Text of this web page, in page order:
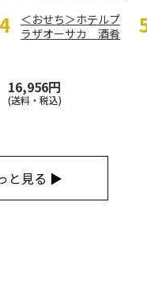
＜おせち＞ホテルプ
ラザオーサカ 酒肴
16,956円
(送料・税込)
と見る ▶